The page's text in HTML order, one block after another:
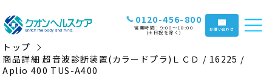
0120-456-800
営業時間：9:00〜18:00
(土日祝を除く) お問い合わせ
トップ
商品詳細 超音波診断装置(カラードプラ)ＬＣＤ / 16225 /
Aplio 400 TUS-A400